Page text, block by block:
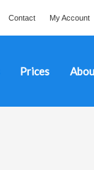
Contact My Account
Prices